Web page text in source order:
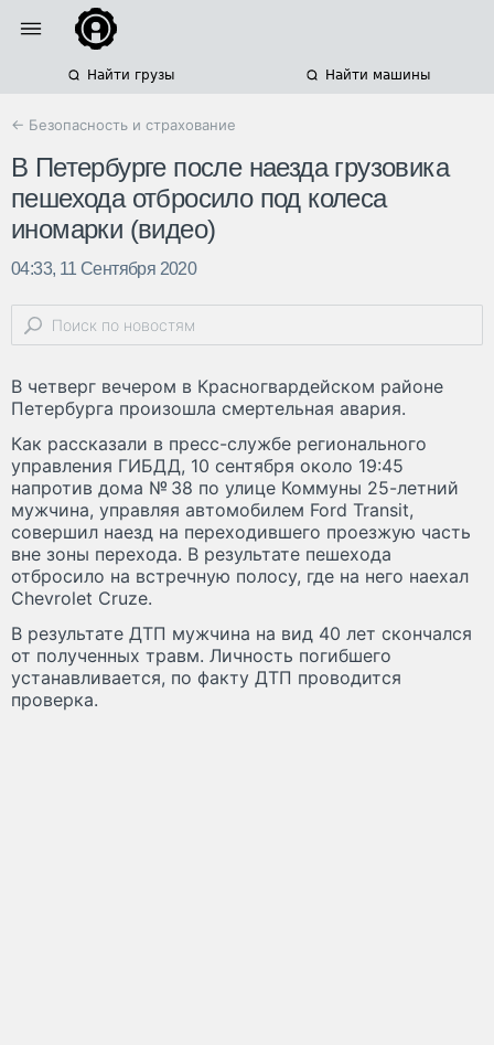
Найти грузы Найти машины
← Безопасность и страхование
В Петербурге после наезда грузовика
пешехода отбросило под колеса
иномарки (видео)
04:33, 11 Сентября 2020
В четверг вечером в Красногвардейском районе
Петербурга произошла смертельная авария.
Как рассказали в пресс-службе регионального
управления ГИБДД, 10 сентября около 19:45
напротив дома № 38 по улице Коммуны 25-летний
мужчина, управляя автомобилем Ford Transit,
совершил наезд на переходившего проезжую часть
вне зоны перехода. В результате пешехода
отбросило на встречную полосу, где на него наехал
Chevrolet Cruze.
В результате ДТП мужчина на вид 40 лет скончался
от полученных травм. Личность погибшего
устанавливается, по факту ДТП проводится
проверка.